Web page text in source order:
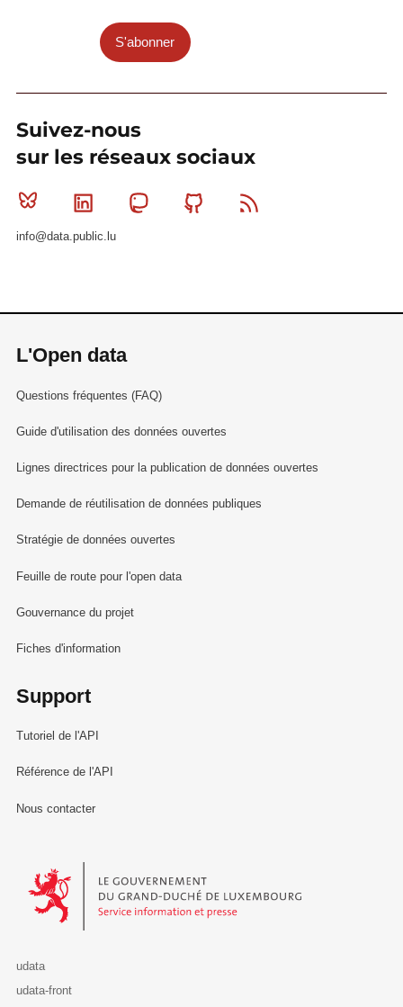
S'abonner
Suivez-nous
sur les réseaux sociaux
Bluesky Linkedin MastodonGithub
info@data.public.lu
L'Open data
Questions fréquentes (FAQ)
Guide d'utilisation des données ouvertes
Lignes directrices pour la publication de données ouvertes
Demande de réutilisation de données publiques
Stratégie de données ouvertes
Feuille de route pour l'open data
Gouvernance du projet
Fiches d'information
Support
Tutoriel de l'API
Référence de l'API
Nous contacter
Le Gouvernement du Grand-Duché de Luxembourg - Service
udata
udata-front